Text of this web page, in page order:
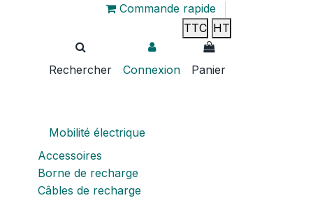
Commande rapide
TTC HT
Rechercher Connexion Panier
Mobilité électrique
Accessoires
Borne de recharge
Câbles de recharge